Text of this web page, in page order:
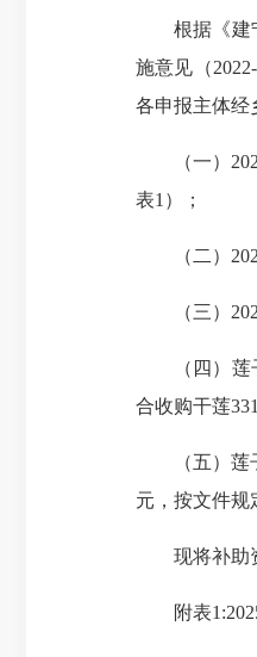
根据《建宁
施意见（
各申报主体经
（一）2025
表1）；
（二）2025
（三）2025
（四）莲子
合收购干莲
（五）莲子
元，按文件规
现将补助资
附表1:2025